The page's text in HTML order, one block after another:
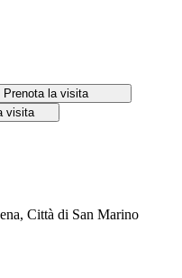
Prenota la visita
visita
Città di San Marino